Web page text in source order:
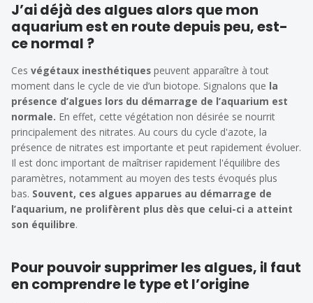
J’ai déjà des algues alors que mon
aquarium est en route depuis peu, est-
ce normal ?
Ces végétaux inesthétiques peuvent apparaître à tout
moment dans le cycle de vie d’un biotope. Signalons que la
présence d’algues lors du démarrage de l’aquarium est
normale. En effet, cette végétation non désirée se nourrit
principalement des nitrates. Au cours du cycle d'azote, la
présence de nitrates est importante et peut rapidement évoluer.
Il est donc important de maîtriser rapidement l'équilibre des
paramètres, notamment au moyen des tests évoqués plus
bas. Souvent, ces algues apparues au démarrage de
l’aquarium, ne prolifèrent plus dès que celui-ci a atteint
son équilibre.
Pour pouvoir supprimer les algues, il faut
en comprendre le type et l’origine